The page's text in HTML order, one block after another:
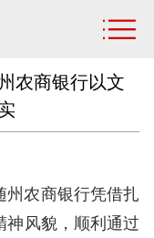
农商银行以文
农商银行凭借扎
神风貌，顺利通过